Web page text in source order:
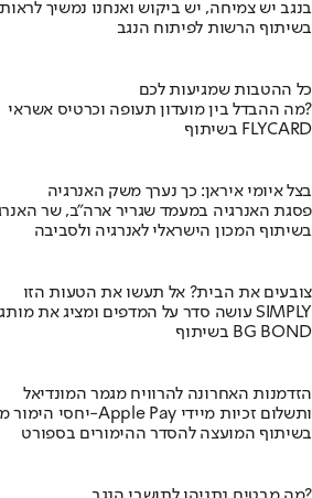
בנגב יש צמיחה, יש ביקוש ואנחנו נמשיך
בשיתוף הרשות לפיתוח הנגב
כל ההטבות שמגיעות לכם
מה ההבדל בין מועדון תעופה וכרטיס אשראי?
בשיתוף FLYCARD
בצל איומי איראן: כך נערך משק האנרגיה
פסגת האנרגיה במעמד שגריר ארה"ב, שר
בשיתוף המכון הישראלי לאנרגיה ולסביבה
צובעים את הבית? אל תעשו את הטעות הזו
מומחה BG BOND עושה סדר על המדפים ומציג את מותג הצבע SIMPLY
בשיתוף BG BOND
הזדמנות האחרונה להרוויח מגמר המונדיאל
יחסי הימור משופרים, הפקדות ב-Apple Pay ותשלום זכיות מיידי
בשיתוף המועצה להסדר ההימורים בספורט